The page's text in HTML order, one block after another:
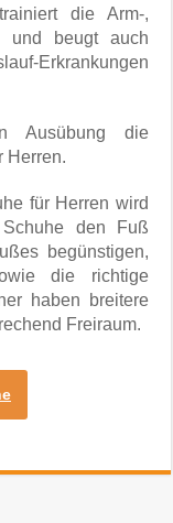
die Arm-,
und beugt auch
Erkrankungen
Ausübung die
Herren.
für Herren wird
den Fuß
begünstigen,
die richtige
haben breitere
Freiraum.